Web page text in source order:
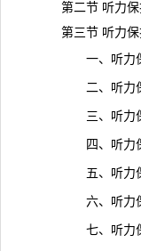
第二节 听力保
第三节 听力保
一、听力保护
二、听力保护
三、听力保护
四、听力保护
五、听力保护
六、听力保护
七、听力保护